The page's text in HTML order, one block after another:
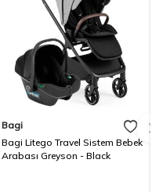
Bagi
Bagi Litego Travel Sistem Bebek
Arabası Greyson - Black